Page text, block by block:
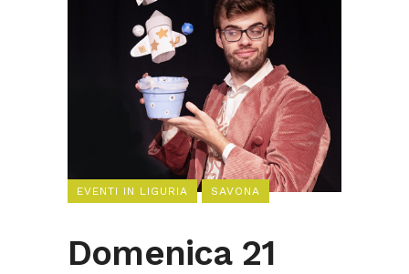
EVENTI IN LIGURIA SAVONA
Domenica 21